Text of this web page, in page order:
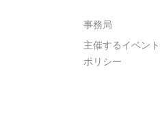
事務局
主催するイベン
ポリシー